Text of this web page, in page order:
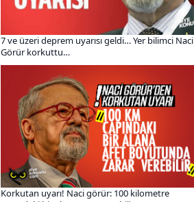
7 ve üzeri deprem uyarısı geldi… Yer bilimci Naci
Görür korkuttu…
Korkutan uyarı! Naci görür: 100 kilometre